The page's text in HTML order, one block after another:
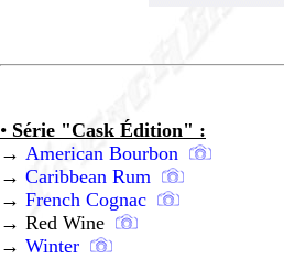
• Série "Cask Édition" :
→ American Bourbon
→ Caribbean Rum
→ French Cognac
→ Red Wine
→ Winter